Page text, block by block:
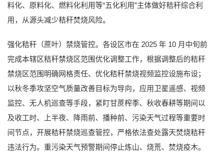
料化、原料化、燃料化利用等“五化利用”主体做好秸秆综合利
用，从源头减少秸秆焚烧风险。
强化秸秆（蔗叶）禁烧管控。各设区市在 2025 年 10 月中旬前
完成本辖区秸秆禁烧区范围优化调整工作，根据调整后的秸秆
禁烧区范围明确网格责任、优化秸秆禁烧视频监控设施布设；
以秋冬季攻坚空气质量改善目标为导向，应用卫星遥感、视频
监控、无人机巡查等手段，紧盯甘蔗榨季、秋收春耕等期间以
及收工时、上半夜、降雨前、播种前、污染天气过程等重要时
间节点，开展秸秆禁烧巡查管控，严格依法查处露天焚烧秸秆
违法行为。重污染天气预警期间停止炼山、烧荒、焚烧疫木。